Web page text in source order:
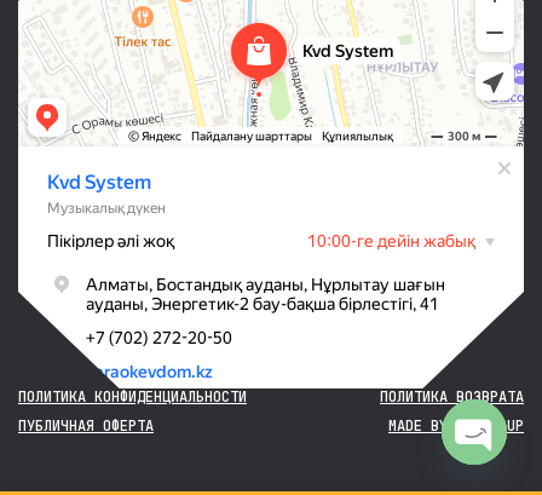
ПОЛИТИКА КОНФИДЕНЦИАЛЬНОСТИ
ПУБЛИЧНАЯ ОФЕРТА
ПОЛИТИКА ВОЗВРАТА
MADE BY OG GROUP